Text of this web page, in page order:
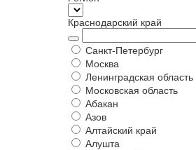
Краснодарский край
Санкт-Петербург
Москва
Ленинградская область
Московская область
Абакан
Азов
Алтайский край
Алушта